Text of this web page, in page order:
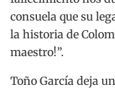
consuela que su
la historia de
maestro!”.
Toño García deja